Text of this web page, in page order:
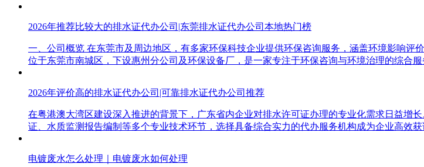
2026年推荐比较大的排水证代办公司|东莞排水证代办公司本地热门榜
一、公司概览 在东莞市及周边地区，有多家环保科技企业提供环保咨询服务，涵盖环境影响
位于东莞市南城区，下设惠州分公司及环保设备厂，是一家专注于环保咨询与环境治理的综合
2026年评价高的排水证代办公司|可靠排水证代办公司推荐
在粤港澳大湾区建设深入推进的背景下，广东省内企业对排水许可证办理的专业化需求日益增
证、水质监测报告编制等多个专业技术环节，选择具备综合实力的代办服务机构成为企业高效
电镀废水怎么处理｜电镀废水如何处理